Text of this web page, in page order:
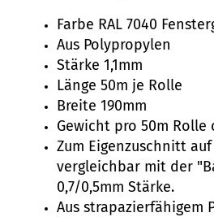
Farbe RAL 7040
Aus Polypropylen
Stärke 1,1mm
Länge 50m je Rolle
Breite 190mm
Gewicht pro 50m Rolle
Zum Eigenzuschnitt
vergleichbar mit der
0,7/0,5mm Stärke.
Aus strapazierfähigem